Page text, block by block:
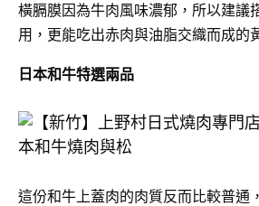
橫膈膜因為牛肉風味濃郁，所以建議
用，更能吃出赤肉與油脂交織而成的
日本和牛特選兩品
這份和牛上蓋肉的肉質反而比較普通